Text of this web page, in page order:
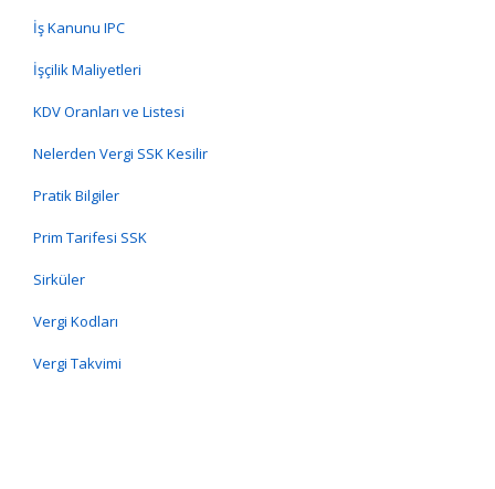
İş Kanunu IPC
İşçilik Maliyetleri
KDV Oranları ve Listesi
Nelerden Vergi SSK Kesilir
Pratik Bilgiler
Prim Tarifesi SSK
Sirküler
Vergi Kodları
Vergi Takvimi